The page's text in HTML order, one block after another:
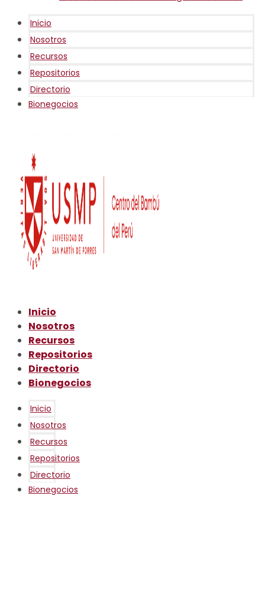
Inicio
Nosotros
Recursos
Repositorios
Directorio
Bionegocios
Inicio
Nosotros
Recursos
Repositorios
Directorio
Bionegocios
Inicio
Nosotros
Recursos
Repositorios
Directorio
Bionegocios